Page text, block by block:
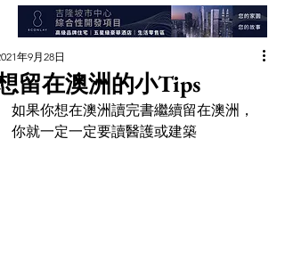
留在澳洲的小Tips
年9月28日
如果你想在澳洲讀完書繼續留在澳洲，
你就一定一定要讀醫護或建築